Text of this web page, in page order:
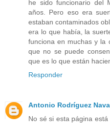
he sido funcionario del
años. Pero eso era
estaban contaminados
era lo que había, la
funciona en muchas y la
que no se puede
que es lo que están
Responder
Antonio Rodríguez
No sé si esta página